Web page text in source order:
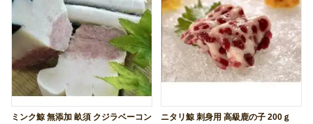
ミンク鯨 無添加 畝須 クジラベーコン
ニタリ鯨 刺身用 高級鹿の子 200ｇ